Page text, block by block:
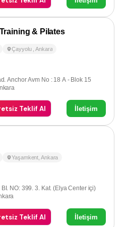
& Pilates
Çayyolu ,Ankara
Anchor Avm No : 18 A - Blok 15
Teklif Al İletişim
Yaşamkent ,Ankara
BI. NO: 399. 3. Kat. (Elya Center içi)
Teklif Al İletişim